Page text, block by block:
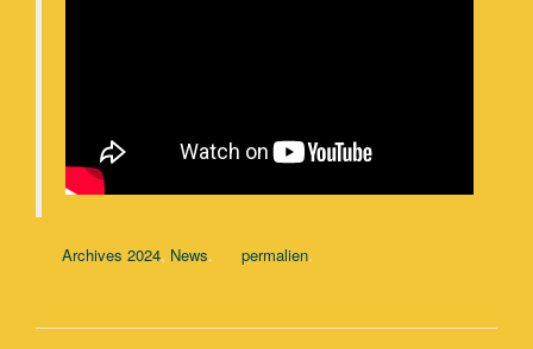
Archives 2024, News. permalien.